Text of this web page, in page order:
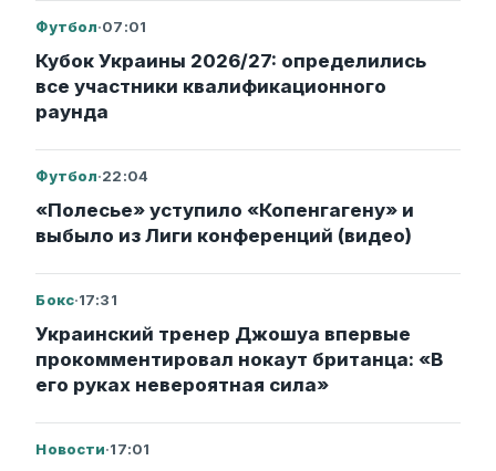
Футбол·07:01
Кубок Украины 2026/27: определились
все участники квалификационного
раунда
Футбол·22:04
«Полесье» уступило «Копенгагену» и
выбыло из Лиги конференций (видео)
Бокс·17:31
Украинский тренер Джошуа впервые
прокомментировал нокаут британца: «В
его руках невероятная сила»
Новости·17:01